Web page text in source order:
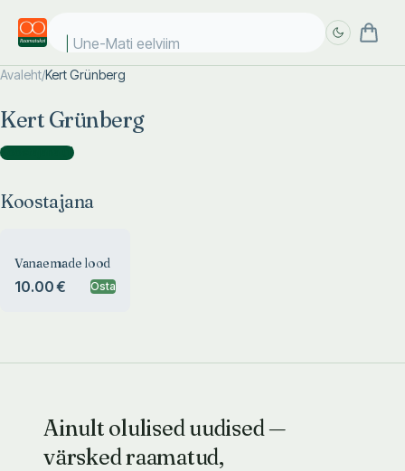
Une-Mati eelviima
Avaleht/Kert Grünberg
Kert Grünberg
Koostajana )
Koostajana
Vanaemade lood
10.00 € Osta
Ainult olulised uudised —
värsked raamatud,